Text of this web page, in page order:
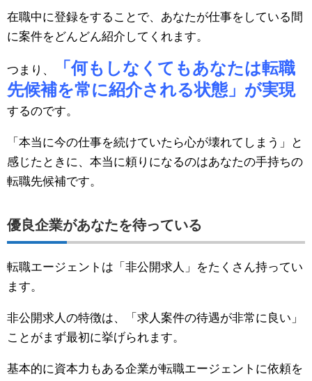
在職中に登録をすることで、あなたが仕事をしている間
に案件をどんどん紹介してくれます。
つまり、
「何もしなくてもあなたは転職
先候補を常に紹介される状態」が実現
するのです。
「本当に今の仕事を続けていたら心が壊れてしまう」と
感じたときに、本当に頼りになるのはあなたの手持ちの
転職先候補です。
優良企業があなたを待っている
転職エージェントは「非公開求人」をたくさん持ってい
ます。
非公開求人の特徴は、「求人案件の待遇が非常に良い」
ことがまず最初に挙げられます。
基本的に資本力もある企業が転職エージェントに依頼を